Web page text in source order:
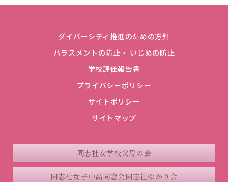
ダイバーシティ推進のための方針
ハラスメントの防止・ いじめの防止
学校評価報告書
プライバシーポリシー
サイトポリシー
サイトマップ
同志社女学校父母の会
同志社女子中高同窓会同志社ゆかり会